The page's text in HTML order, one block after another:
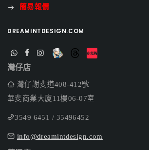
簡易報價
DREAMINTDESIGN.COM
灣仔店
灣仔謝斐道408-412號
華斐商業大廈11樓06-07室
3549 6451 / 35496452
info@dreamintdesign.com